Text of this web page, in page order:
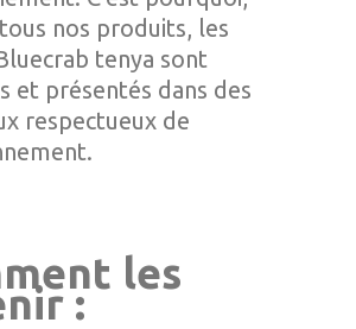
nos produits, les
tenya sont
et présentés dans des
respectueux de
les
: